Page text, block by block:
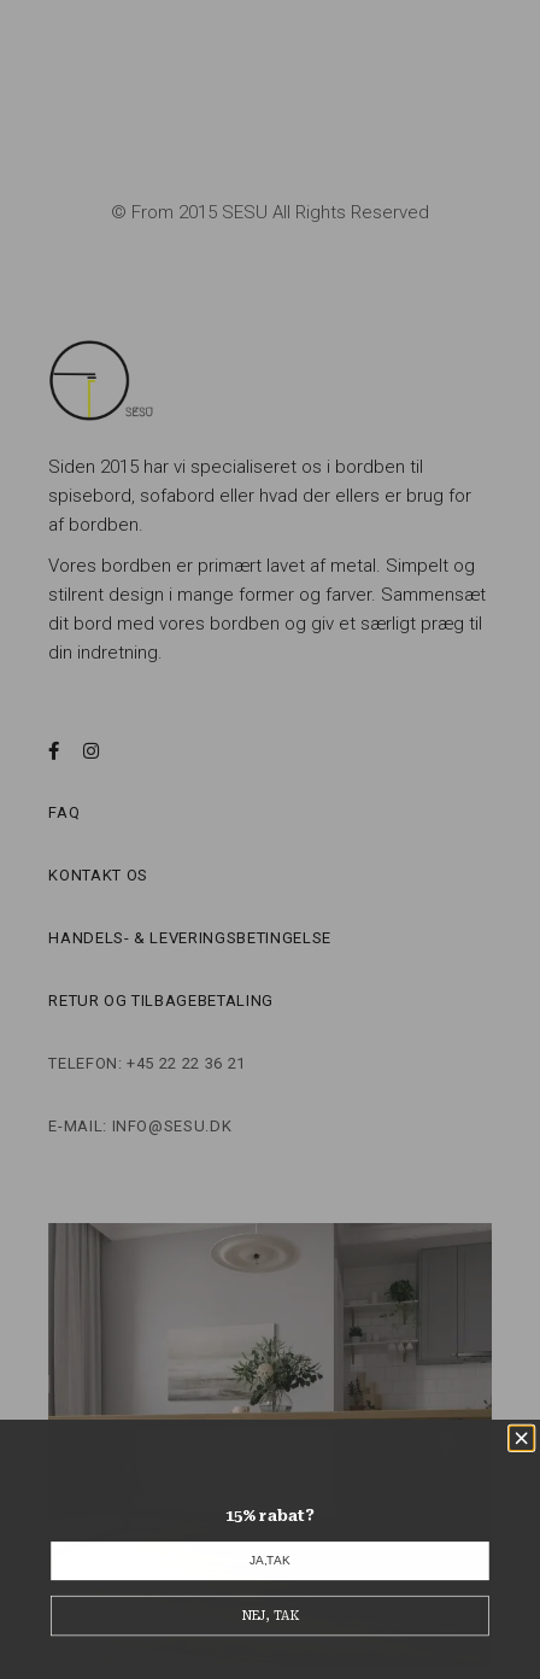
© From 2015 SESU All Rights Reserved
Siden 2015 har vi specialiseret os i bordben til
spisebord, sofabord eller hvad der ellers er brug for
af bordben.
Vores bordben er primært lavet af metal. Simpelt og
stilrent design i mange former og farver. Sammensæt
dit bord med vores bordben og giv et særligt præg til
din indretning.
FAQ
KONTAKT OS
HANDELS- & LEVERINGSBETINGELSE
RETUR OG TILBAGEBETALING
TELEFON: +45 22 22 36 21
E-MAIL: INFO@SESU.DK
15% rabat?
JA,TAK
NEJ, TAK